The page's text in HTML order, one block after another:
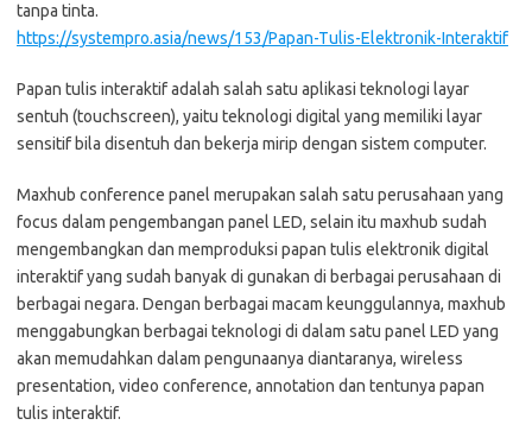
tanpa tinta.
https://systempro.asia/news/153/Papan-Tulis-Elektronik-Interaktif
Papan tulis interaktif adalah salah satu aplikasi teknologi layar
sentuh (touchscreen), yaitu teknologi digital yang memiliki layar
sensitif bila disentuh dan bekerja mirip dengan sistem computer.
Maxhub conference panel merupakan salah satu perusahaan yang
focus dalam pengembangan panel LED, selain itu maxhub sudah
mengembangkan dan memproduksi papan tulis elektronik digital
interaktif yang sudah banyak di gunakan di berbagai perusahaan di
berbagai negara. Dengan berbagai macam keunggulannya, maxhub
menggabungkan berbagai teknologi di dalam satu panel LED yang
akan memudahkan dalam pengunaanya diantaranya, wireless
presentation, video conference, annotation dan tentunya papan
tulis interaktif.